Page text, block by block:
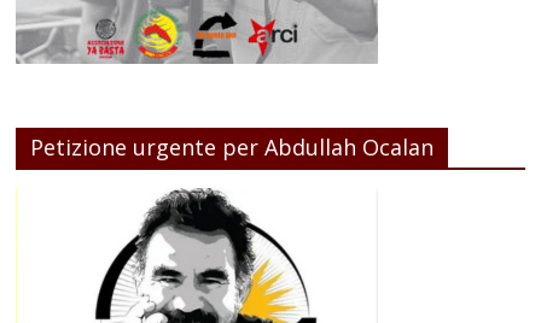
Petizione urgente per Abdullah Ocalan